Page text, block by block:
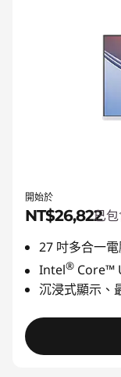
開始於
NT$26,822
已
27 吋多合一
Intel® Core™
沉浸式顯示、